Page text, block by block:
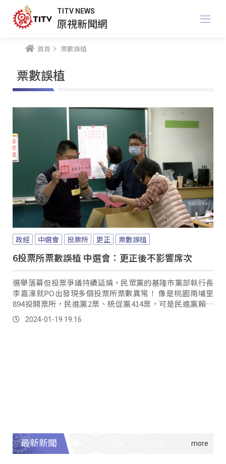
TITV NEWS
原視新聞網
首頁 票數誤植
票數誤植
政經 中選會 投票所 更正 票數誤植
6投票所票數誤植 中選會：更正後不影響席次
選舉落幕但投票爭議持續延燒，民眾黨的基隆市黨部執行長
李嘉濠就PO出發現多個投票所票數異常！ 像是桃園南埔里
894投開票所，民進黨2票、統促黨414票，可是民進黨賴蕭
配在這得到469票；彰化南瑶里291投開票所，統促黨282
票、民進黨0票，但賴蕭配也是最高票；還有高雄社南里356
2024-01-19 19:16
最新新聞